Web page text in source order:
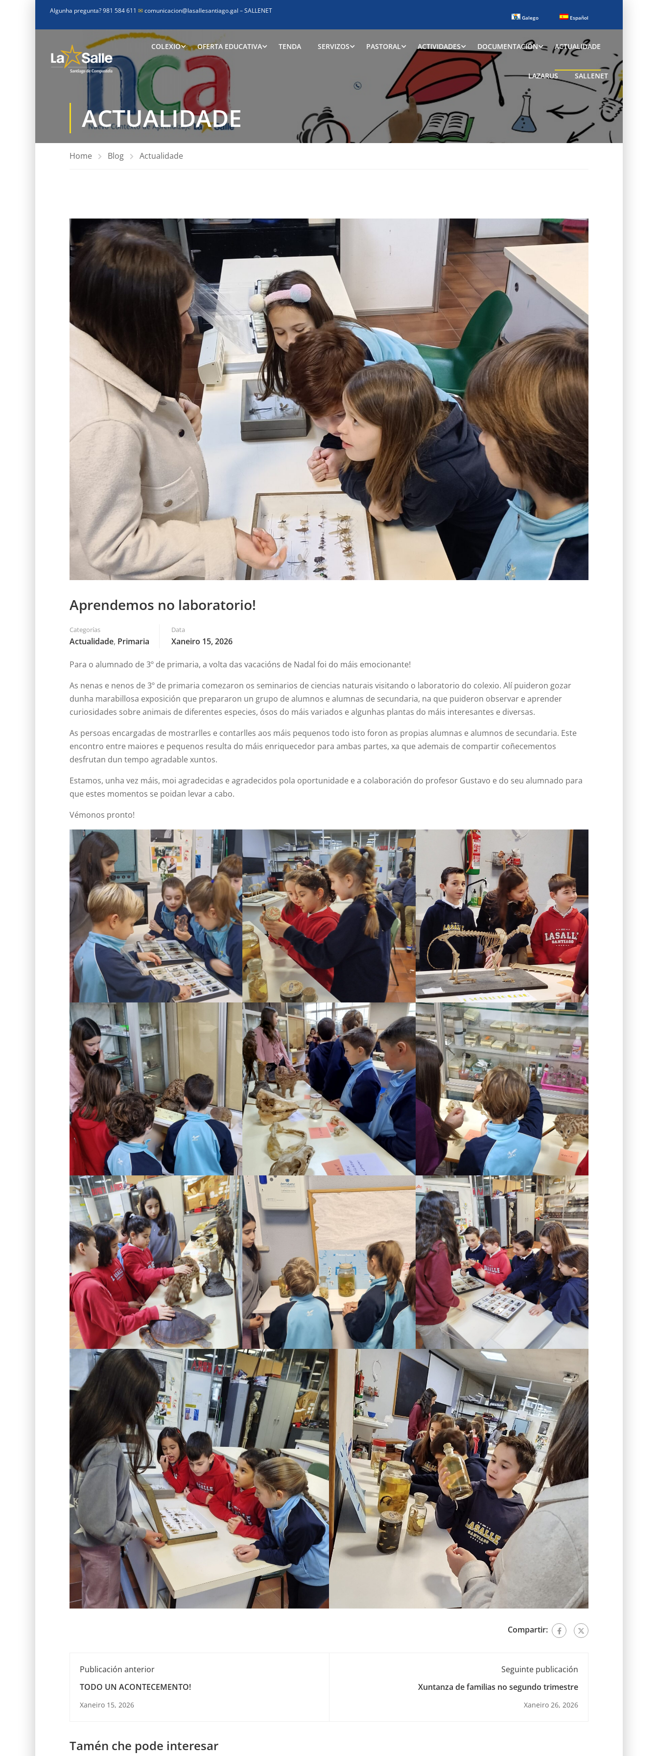
Algunha pregunta? 981 584 611 ✉comunicacion@lasallesantiago.gal –SALLENET
Galego Español
COLEXIO OFERTA EDUCATIVA TENDA SERVIZOS PASTORAL ACTIVIDADES DOCUMENTACIÓN ACTUALIDADE
LAZARUS SALLENET
ACTUALIDADE
Home Blog Actualidade
Aprendemos no laboratorio!
Categorías
Actualidade, Primaria
Data
Xaneiro 15, 2026
Para o alumnado de 3º de primaria, a volta das vacacións de Nadal foi do máis emocionante!
As nenas e nenos de 3º de primaria comezaron os seminarios de ciencias naturais visitando o laboratorio do colexio. Alí puideron gozar
dunha marabillosa exposición que prepararon un grupo de alumnos e alumnas de secundaria, na que puideron observar e aprender
curiosidades sobre animais de diferentes especies, ósos do máis variados e algunhas plantas do máis interesantes e diversas.
As persoas encargadas de mostrarlles e contarlles aos máis pequenos todo isto foron as propias alumnas e alumnos de secundaria. Este
encontro entre maiores e pequenos resulta do máis enriquecedor para ambas partes, xa que ademais de compartir coñecementos
desfrutan dun tempo agradable xuntos.
Estamos, unha vez máis, moi agradecidas e agradecidos pola oportunidade e a colaboración do profesor Gustavo e do seu alumnado para
que estes momentos se poidan levar a cabo.
Vémonos pronto!
Compartir:
Publicación anterior
TODO UN ACONTECEMENTO!
Xaneiro 15, 2026
Seguinte publicación
Xuntanza de familias no segundo trimestre
Xaneiro 26, 2026
Tamén che pode interesar